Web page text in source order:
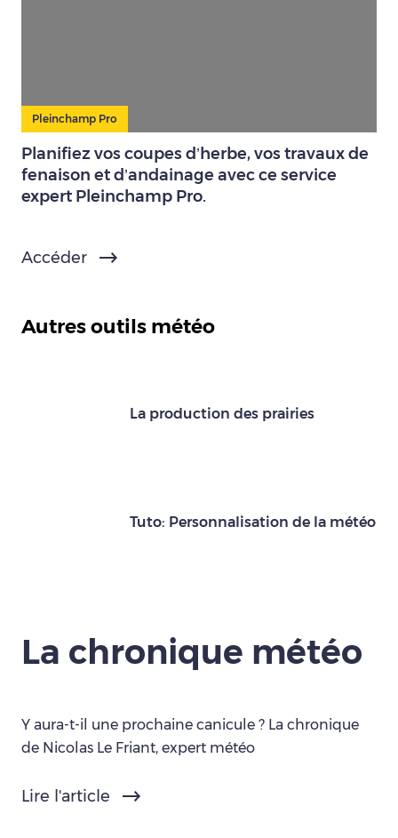
Pleinchamp Pro
Planifiez vos coupes d’herbe, vos travaux de
fenaison et d’andainage avec ce service
expert Pleinchamp Pro.
Accéder
Autres outils météo
La production des prairies
Tuto: Personnalisation de la météo
La chronique météo
Y aura-t-il une prochaine canicule ? La chronique
de Nicolas Le Friant, expert météo
Lire l'article